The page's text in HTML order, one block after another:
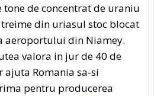
de concentrat de uraniu
din uriasul stoc blocat
aeroportului din Niamey.
valora in jur de 40 de
Romania sa-si
pentru producerea